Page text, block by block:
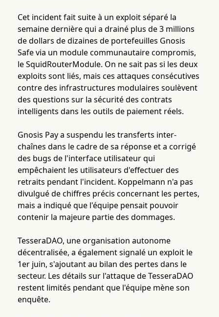
Cet incident fait suite à un exploit séparé la
semaine dernière qui a drainé plus de 3 millions
de dollars de dizaines de portefeuilles Gnosis
Safe via un module communautaire compromis,
le SquidRouterModule. On ne sait pas si les deux
exploits sont liés, mais ces attaques consécutives
contre des infrastructures modulaires soulèvent
des questions sur la sécurité des contrats
intelligents dans les outils de paiement réels.
Gnosis Pay a suspendu les transferts inter-
chaînes dans le cadre de sa réponse et a corrigé
des bugs de l'interface utilisateur qui
empêchaient les utilisateurs d'effectuer des
retraits pendant l'incident. Koppelmann n'a pas
divulgué de chiffres précis concernant les pertes,
mais a indiqué que l'équipe pensait pouvoir
contenir la majeure partie des dommages.
TesseraDAO, une organisation autonome
décentralisée, a également signalé un exploit le
1er juin, s'ajoutant au bilan des pertes dans le
secteur. Les détails sur l'attaque de TesseraDAO
restent limités pendant que l'équipe mène son
enquête.